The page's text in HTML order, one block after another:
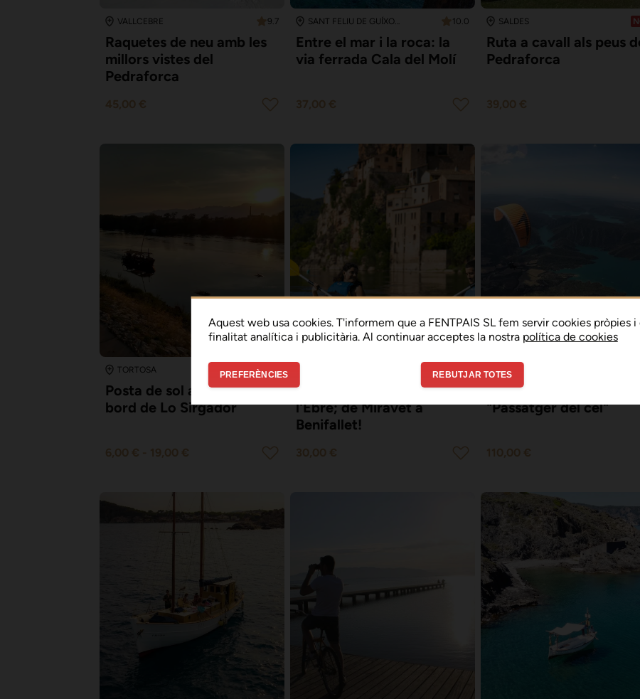
VALLCEBRE 9.7
Raquetes de neu amb les
millors vistes del
Pedraforca
SANT FELIU DE GUÍXOLS 10.0
Entre el mar i la roca: la
via ferrada Cala del Molí
SALDES
Ruta a cavall als peus
Pedraforca
TORTOSA 9.5
Posta de sol amb cava a
bord de Lo Sirgador
9.7
Descens en caiac per
l'Ebre; de Miravet a
Benifallet!
ÀGER
Vol en parapent
"Passatger del cel"
Aquest web usa cookies. T'informem que a FENTPAIS SL fem servir cookies pròpies
finalitat analítica i publicitària. Al continuar acceptes la nostra política de cookies
PREFERÈNCIES REBUTJAR TOTES